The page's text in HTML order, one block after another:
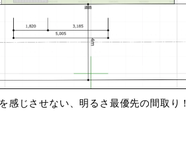
感じさせない、明るさ最優先の間取り！